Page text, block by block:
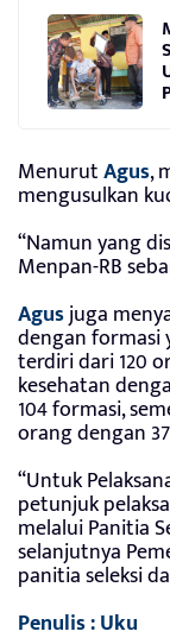
MenurutAgus,
mengusulkan
“Namun yang
Menpan-RB
Agusjuga
dengan formasi
terdiri dari 120
kesehatan
104 formasi,
orang dengan
“Untuk
petunjuk
melalui Panitia
selanjutnya
panitia seleksi
Penulis : Uku